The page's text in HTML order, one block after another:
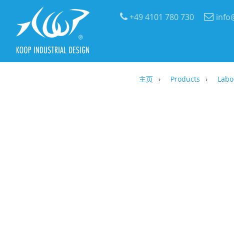
+49 4101 780 730
主页 Products